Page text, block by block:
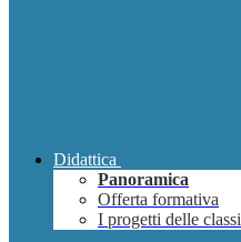
Didattica
Panoramica
Offerta formativa
I progetti delle classi